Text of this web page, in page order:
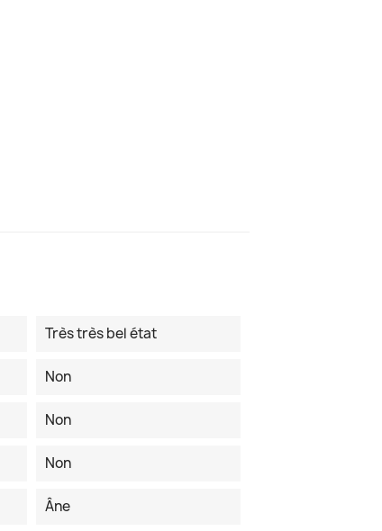
Très très bel état
Non
Non
Non
Âne